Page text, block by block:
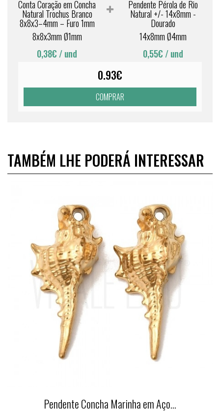
Conta Coração em Concha
Natural Trochus Branco
8x8x3–4mm – Furo 1mm
8x8x3mm Ø1mm
0,38€ / und
Pendente Pérola de Rio
Natural +/- 14x8mm -
Dourado
14x8mm Ø4mm
0,55€ / und
0.93€
COMPRAR
TAMBÉM LHE PODERÁ INTERESSAR
Pendente Concha Marinha em Aço...